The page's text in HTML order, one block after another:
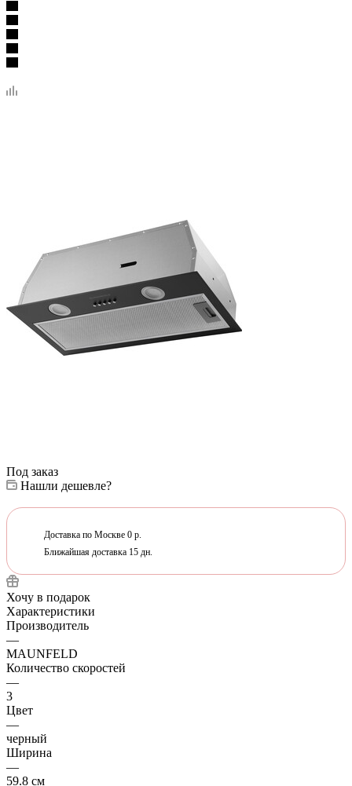
Под заказ
Нашли дешевле?
Доставка по Москве 0 р.
Ближайшая доставка 15 дн.
Хочу в подарок
Характеристики
Производитель
—
MAUNFELD
Количество скоростей
—
3
Цвет
—
черный
Ширина
—
59.8 см